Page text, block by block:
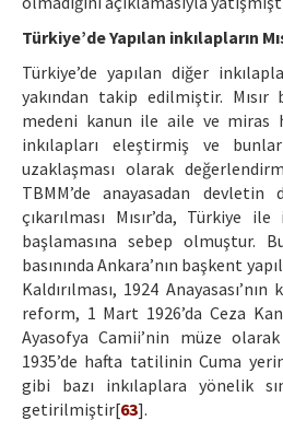
Türkiye’de Yapılan inkılapların
Türkiye’de yapılan diğer
yakından takip edilmiştir. Mısır
medeni kanun ile aile ve miras
inkılapları eleştirmiş ve
uzaklaşması olarak
TBMM’de anayasadan
çıkarılması Mısır’da, Türkiye
başlamasına sebep olmuştur.
basınında Ankara’nın başkent
Kaldırılması, 1924
reform, 1 Mart 1926’da Ceza
Ayasofya Camii’nin müze
1935’de hafta tatilinin Cuma
gibi bazı inkılaplara yönelik
getirilmiştir[63].